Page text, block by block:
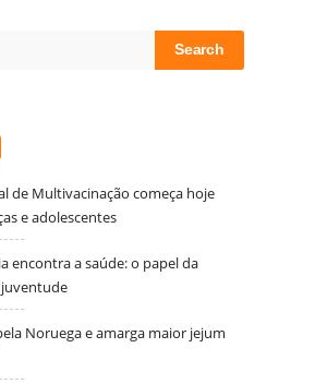
de Multivacinação começa hoje
e adolescentes
encontra a saúde: o papel da
Noruega e amarga maior jejum